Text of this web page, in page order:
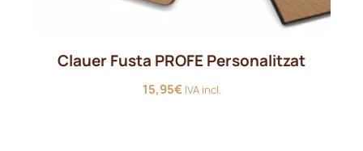
Clauer Fusta PROFE Personalitzat
15,95€ IVA incl.